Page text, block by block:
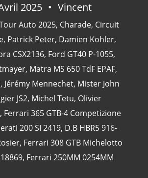
2025 Vincent
Auto 2025, Charade, Circuit
, Patrick Peter, Damien Kohler,
CSX2136, Ford GT40 P-1055,
, Matra MS 650 TdF EPAF,
, Jérémy Mennechet, Mister John
JS2, Michel Tetu, Olivier
, Ferrari 365 GTB-4 Competizione
200 SI 2419, D.B HBR5 916-
, Ferrari 308 GTB Michelotto
, Ferrari 250MM 0254MM
CATÉGORIES
24 Heures Du Mans(18)
Henri Pescarolo(8)
24 Heures Du Mans 1963(5)
24 Heures Du Mans 1967(5)
Artcar(5)